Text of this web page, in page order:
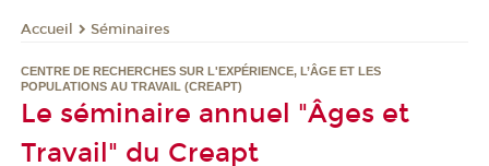
Accueil Séminaires
CENTRE DE RECHERCHES SUR L'EXPÉRIENCE, L’ÂGE ET LES
POPULATIONS AU TRAVAIL (CREAPT)
Le séminaire annuel "Âges et
Travail" du Creapt